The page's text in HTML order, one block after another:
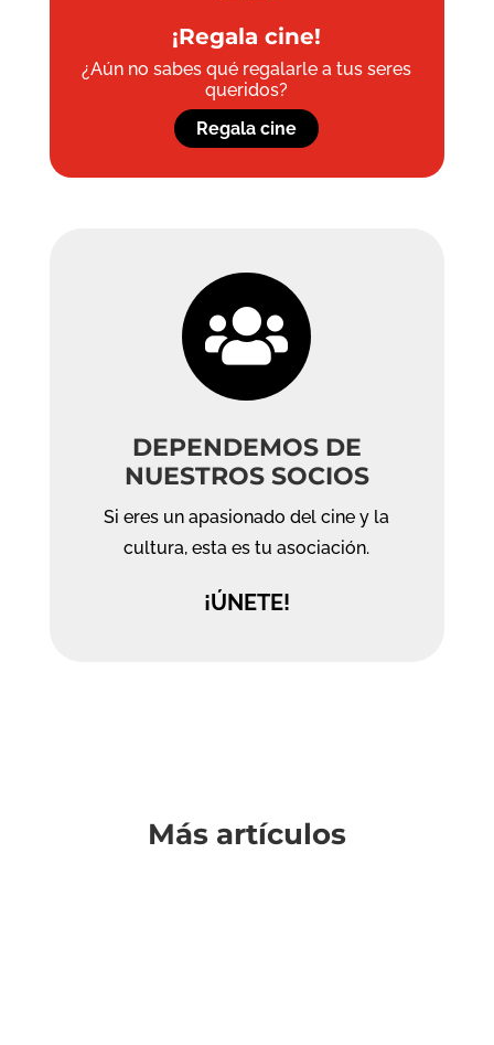
¡Regala cine!
¿Aún no sabes qué regalarle a tus seres
queridos?
Regala cine

DEPENDEMOS DE
NUESTROS SOCIOS
Si eres un apasionado del cine y la
cultura, esta es tu asociación.
¡ÚNETE!
Más artículos